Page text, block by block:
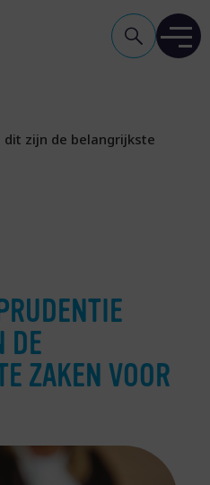
zijn de belangrijkste
DE
ZAKEN VOOR